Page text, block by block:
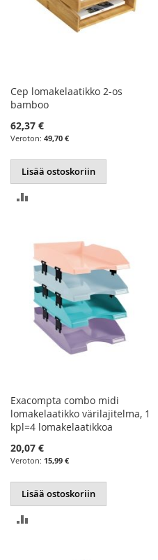
Cep lomakelaatikko 2-os
bamboo
62,37 €
49,70 €
Lisää ostoskoriin
Exacompta combo midi
lomakelaatikko värilajitelma, 1
kpl=4 lomakelaatikkoa
20,07 €
15,99 €
Lisää ostoskoriin